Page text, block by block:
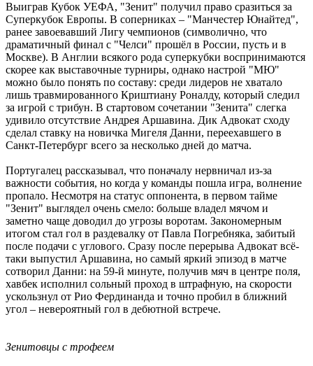
Выиграв Кубок УЕФА, "Зенит" получил право сразиться за
Суперкубок Европы. В соперниках – "Манчестер Юнайтед",
ранее завоевавший Лигу чемпионов (символично, что
драматичный финал с "Челси" прошёл в России, пусть и в
Москве). В Англии всякого рода суперкубки воспринимаются
скорее как выставочные турниры, однако настрой "МЮ"
можно было понять по составу: среди лидеров не хватало
лишь травмированного Криштиану Роналду, который следил
за игрой с трибун. В стартовом сочетании "Зенита" слегка
удивило отсутствие Андрея Аршавина. Дик Адвокат сходу
сделал ставку на новичка Мигеля Данни, переехавшего в
Санкт-Петербург всего за несколько дней до матча.
Португалец рассказывал, что поначалу нервничал из-за
важности события, но когда у команды пошла игра, волнение
пропало. Несмотря на статус оппонента, в первом тайме
"Зенит" выглядел очень смело: больше владел мячом и
заметно чаще доводил до угрозы воротам. Закономерным
итогом стал гол в раздевалку от Павла Погребняка, забитый
после подачи с углового. Сразу после перерыва Адвокат всё-
таки выпустил Аршавина, но самый яркий эпизод в матче
сотворил Данни: на 59-й минуте, получив мяч в центре поля,
хавбек исполнил сольный проход в штрафную, на скорости
ускользнул от Рио Фердинанда и точно пробил в ближний
угол – невероятный гол в дебютной встрече.
Зенитовцы с трофеем